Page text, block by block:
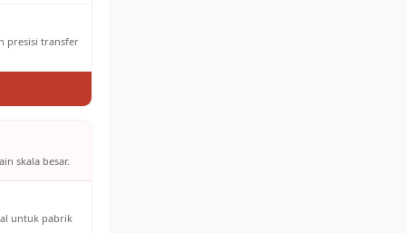
presisi transfer
skala besar.
untuk pabrik